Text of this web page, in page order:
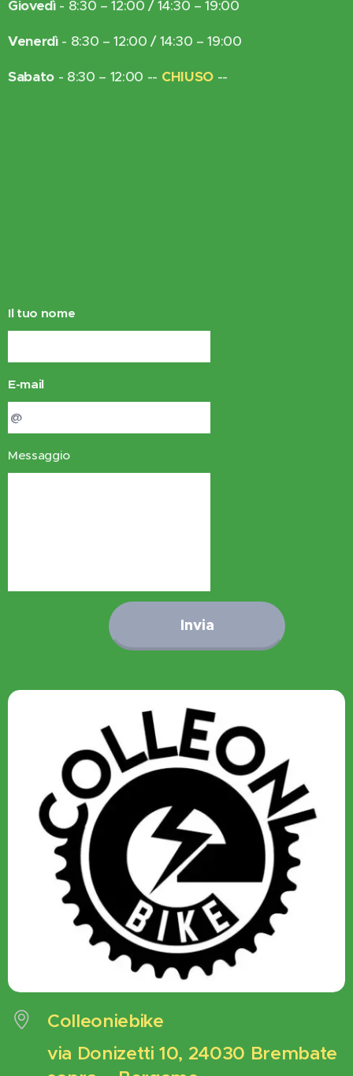
Giovedì- 8:30 – 12:00 / 14:30 – 19:00
Venerdì - 8:30 – 12:00 / 14:30 – 19:00
Sabato - 8:30 – 12:00 -- CHIUSO--
Il tuo nome
E-mail
Messaggio
Invia
Colleoniebike
via Donizetti 10, 24030 Brembate